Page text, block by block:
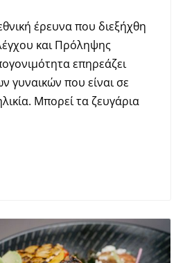
έρευνα που διεξήχθη
και Πρόληψης
επηρεάζει
γυναικών που είναι σε
Μπορεί τα ζευγάρια